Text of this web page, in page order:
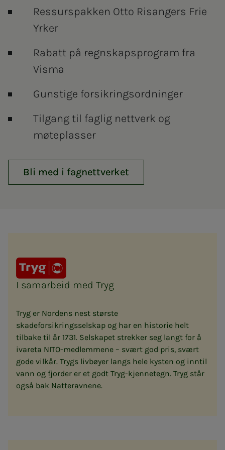
Ressurspakken Otto Risangers Frie
Yrker
Rabatt på regnskapsprogram fra
Visma
Gunstige forsikringsordninger
Tilgang til faglig nettverk og
møteplasser
Bli med i fagnettverket
I samarbeid med Tryg
Tryg er Nordens nest største
skadeforsikringsselskap og har en historie helt
tilbake til år 1731. Selskapet strekker seg langt for å
ivareta NITO-medlemmene – svært god pris, svært
gode vilkår. Trygs livbøyer langs hele kysten og inntil
vann og fjorder er et godt Tryg-kjennetegn. Tryg står
også bak Natteravnene.